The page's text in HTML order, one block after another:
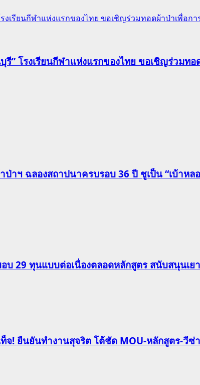
งเรียนกีฬาแห่งแรกของไทย ขอเชิญร่วมทอดผ้าป่าเพื่อ
รี” โรงเรียนกีฬาแห่งแรกของไทย ขอเชิญร่วม
าฯ ฉลองสถาปนาครบรอบ 36 ปี ชูเป็น “เบ้าห
29 ทุนแบบต่อเนื่องตลอดหลักสูตร สนับสนุนเย
ท็จ! ยืนยันทำงานสุจริต โต้ชัด MOU-หลักสูตร-วี